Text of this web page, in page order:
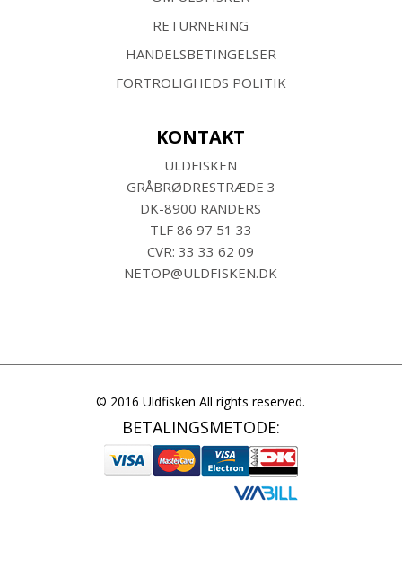
RETURNERING
HANDELSBETINGELSER
FORTROLIGHEDS POLITIK
KONTAKT
ULDFISKEN
GRÅBRØDRESTRÆDE 3
DK-8900 RANDERS
TLF 86 97 51 33
CVR: 33 33 62 09
NETOP@ULDFISKEN.DK
© 2016 Uldfisken All rights reserved.
BETALINGSMETODE: